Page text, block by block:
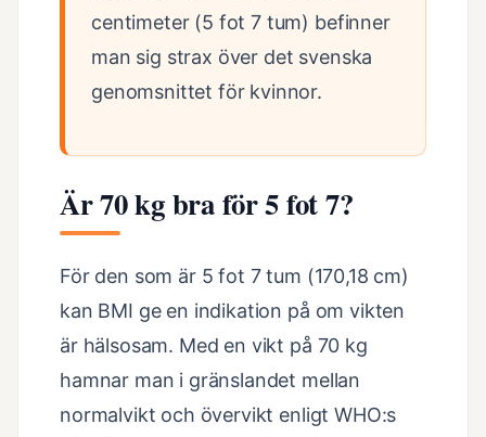
centimeter (5 fot 7 tum) befinner
man sig strax över det svenska
genomsnittet för kvinnor.
Är 70 kg bra för 5 fot 7?
För den som är 5 fot 7 tum (170,18 cm)
kan BMI ge en indikation på om vikten
är hälsosam. Med en vikt på 70 kg
hamnar man i gränslandet mellan
normalvikt och övervikt enligt WHO:s